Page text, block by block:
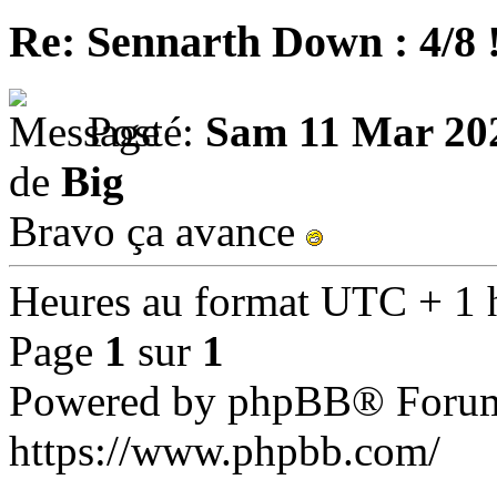
Re: Sennarth Down : 4/8
Posté: Sam 11 Mar
de Big
Bravo ça avance
Heures au format UTC + 1
Page 1 sur 1
Powered by phpBB®
https://www.phpbb.com/